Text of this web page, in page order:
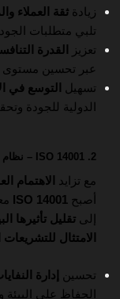
زيادة ثقة العملاء
تلبي متطلبات
تعزيز
القدرة
عبر تحسين مستوى
تسهيل
التوسع في
الدولية للجودة
2. ISO 14001 – نظام الإدارة البيئية
مع تزايد الاهتمام
أصبح ISO 14001
إلى تقليل تأثيرها
الامتثال للتشريعات
تحسين إدارة
الحفاظ على البيئة